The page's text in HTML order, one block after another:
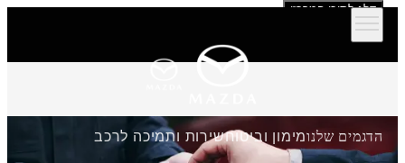
דלג לתוכן המרכזי
הדגמים שלנומימון וביטוחשירות ותמיכה לרכב